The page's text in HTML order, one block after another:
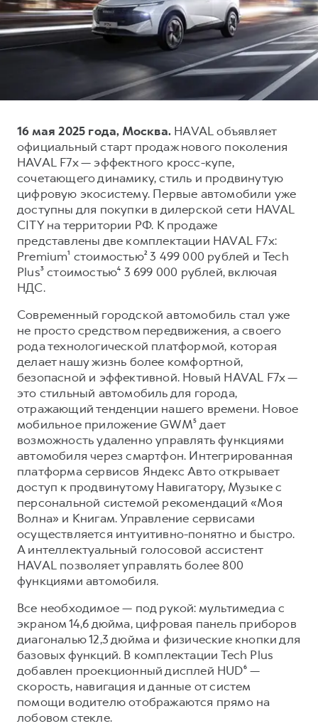
DARGO X
от 3 499 000 ₽
от 2 899 000 ₽
F7X
от 3 599 000 ₽
POER
от 3 449 000 ₽
Тест-драйв
Трейд-ин
КРЕДИТ И СТРАХОВАНИЕ
Страхование
Кредит
КОРПОРАТИВНЫМ КЛИЕНТАМ
Для малого бизнеса
Корпоративным клиентам
Крупным корпоративным клиентам
Система управления автопарком
Сервис для корпоративных клиентов
HAVAL Лизинг
АКСЕССУАРЫ HAVAL
Автомобильные аксессуары
Коллекция CITY
Коллекция Базовая
Коллекция Детская
СЕРВИСНОЕ ОБСЛУЖИВАНИЕ
Нулевое ТО
Программа «Помощь на дороге»
Регламенты технического обслуживания
ПОДДЕРЖКА
GWM Безопасность
Гарантия HAVAL
Мобильное приложение GWM
Программа «HAVAL Защита+»
Руководства по эксплуатации
Подписки
АКСЕССУАРЫ HAVAL
Автомобильные аксессуары
Коллекция CITY
Коллекция Базовая
Коллекция Детская
О дилере
Наша команда
16 мая 2025 года, Москва. HAVAL объявляет
официальный старт продаж нового поколения
HAVAL F7x — эффектного кросс-купе,
сочетающего динамику, стиль и продвинутую
цифровую экосистему. Первые автомобили уже
доступны для покупки в дилерской сети HAVAL
CITY на территории РФ. К продаже
представлены две комплектации HAVAL F7x:
Premium¹ стоимостью² 3 499 000 рублей и Tech
Plus³ стоимостью⁴ 3 699 000 рублей, включая
НДС.
Современный городской автомобиль стал уже
не просто средством передвижения, а своего
рода технологической платформой, которая
делает нашу жизнь более комфортной,
безопасной и эффективной. Новый HAVAL F7x —
это стильный автомобиль для города,
отражающий тенденции нашего времени. Новое
мобильное приложение GWM⁵ дает
возможность удаленно управлять функциями
автомобиля через смартфон. Интегрированная
платформа сервисов Яндекс Авто открывает
доступ к продвинутому Навигатору, Музыке с
персональной системой рекомендаций «Моя
Волна» и Книгам. Управление сервисами
осуществляется интуитивно-понятно и быстро.
А интеллектуальный голосовой ассистент
HAVAL позволяет управлять более 800
функциями автомобиля.
Все необходимое — под рукой: мультимедиа с
экраном 14,6 дюйма, цифровая панель приборов
диагональю 12,3 дюйма и физические кнопки для
базовых функций. В комплектации Tech Plus
добавлен проекционный дисплей HUD⁶ —
скорость, навигация и данные от систем
помощи водителю отображаются прямо на
лобовом стекле.